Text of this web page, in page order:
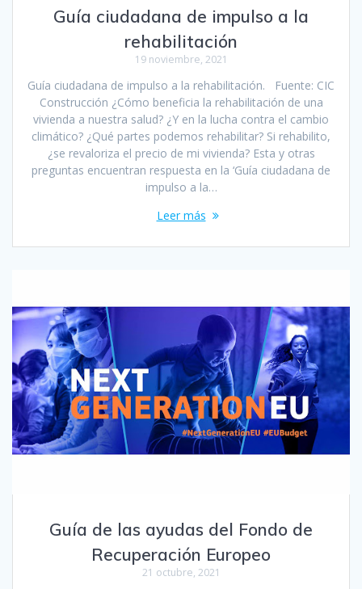
Guía ciudadana de impulso a la
rehabilitación
19 noviembre, 2021
Guía ciudadana de impulso a la rehabilitación. Fuente: CIC
Construcción ¿Cómo beneficia la rehabilitación de una
vivienda a nuestra salud? ¿Y en la lucha contra el cambio
climático? ¿Qué partes podemos rehabilitar? Si rehabilito,
¿se revaloriza el precio de mi vivienda? Esta y otras
preguntas encuentran respuesta en la ‘Guía ciudadana de
impulso a la…
Leer más
Guía de las ayudas del Fondo de
Recuperación Europeo
21 octubre, 2021